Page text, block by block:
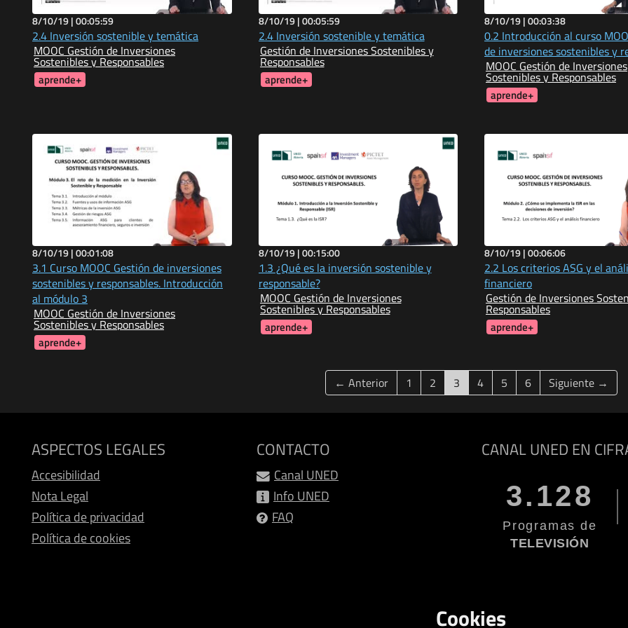
8/10/19 |00:05:59
2.4 Inversión sostenible y temática
MOOC Gestión de Inversiones
Sostenibles y Responsables
aprende+
8/10/19 |00:05:59
2.4 Inversión sostenible y temática
Gestión de Inversiones Sostenibles y
Responsables
aprende+
8/10/19 |00:03:38
0.2 Introducción al curso
de inversiones sostenibles y
MOOC Gestión de Inversiones
Sostenibles y Responsables
aprende+
8/10/19 |00:01:08
3.1 Curso MOOC Gestión de inversiones
sostenibles y responsables. Introducción
al módulo 3
MOOC Gestión de Inversiones
Sostenibles y Responsables
aprende+
8/10/19 |00:15:00
1.3 ¿Qué es la inversión sostenible y
responsable?
MOOC Gestión de Inversiones
Sostenibles y Responsables
aprende+
8/10/19 |00:06:06
2.2 Los criterios ASG y el
financiero
Gestión de Inversiones
Responsables
aprende+
← Anterior 1 2 3(current)
4 5 6 Siguiente →
ASPECTOS LEGALES
Accesibilidad
Nota Legal
Política de privacidad
Política de cookies
CONTACTO
Canal UNED
Info UNED
FAQ
CANAL UNED EN
3.128
Programas de
TELEVISIÓN
Cookies